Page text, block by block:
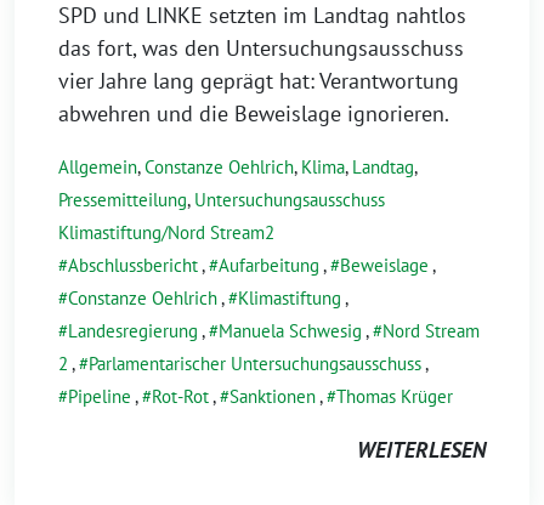
SPD und LINKE setzten im Landtag nahtlos
das fort, was den Untersuchungsausschuss
vier Jahre lang geprägt hat: Verantwortung
abwehren und die Beweislage ignorieren.
Allgemein,Constanze Oehlrich, Klima, Landtag,
Pressemitteilung, Untersuchungsausschuss
Klimastiftung/Nord Stream2
Abschlussbericht, Aufarbeitung , Beweislage ,
Constanze Oehlrich, Klimastiftung ,
Landesregierung , Manuela Schwesig ,
Nord Stream
2 , Parlamentarischer Untersuchungsausschuss,
Pipeline , Rot-Rot, Sanktionen, Thomas Krüger
WEITERLESEN